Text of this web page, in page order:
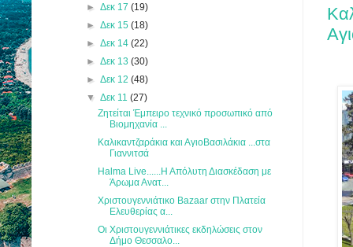
► Δεκ 17 (19)
► Δεκ 15 (18)
► Δεκ 14 (22)
► Δεκ 13 (30)
► Δεκ 12 (48)
▼ Δεκ 11 (27)
Ζητείται Έμπειρο τεχνικό προσωπικό από
Βιομηχανία ...
Καλικαντζαράκια και ΑγιοΒασιλάκια ...στα
Γιαννιτσά
Halma Live......Η Απόλυτη Διασκέδαση με
Άρωμα Ανατ...
Χριστουγεννιάτικο Bazaar στην Πλατεία
Ελευθερίας α...
Οι Χριστουγεννιάτικες εκδηλώσεις στον
Δήμο Θεσσαλο...